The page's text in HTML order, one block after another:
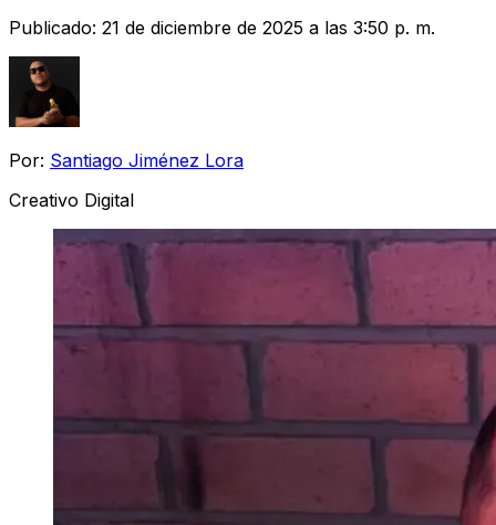
Publicado: 21 de diciembre de 2025 a las 3:50 p. m.
Por: Santiago Jiménez Lora
Creativo Digital